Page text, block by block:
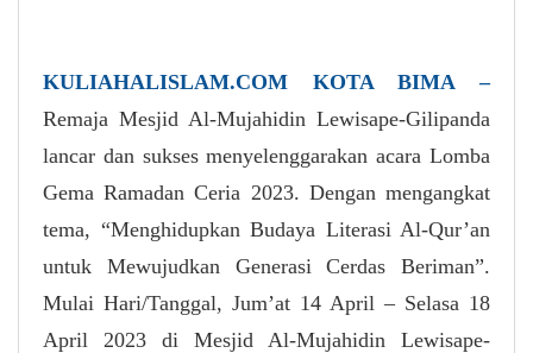
KULIAHALISLAM.COM KOTA BIMA –
Remaja Mesjid Al-Mujahidin Lewisape-Gilipanda
lancar dan sukses menyelenggarakan acara Lomba
Gema Ramadan Ceria 2023. Dengan mengangkat
tema, “Menghidupkan Budaya Literasi Al-Qur’an
untuk Mewujudkan Generasi Cerdas Beriman”.
Mulai Hari/Tanggal, Jum’at 14 April – Selasa 18
April 2023 di Mesjid Al-Mujahidin Lewisape-